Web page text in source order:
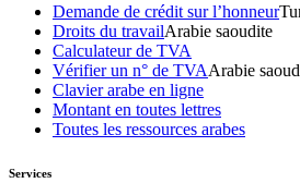
Demande de crédit sur l’honneur
Droits du travailArabie saoudite
Calculateur de TVA
Vérifier un n° de TVAArabie
Clavier arabe en ligne
Montant en toutes lettres
Toutes les ressources arabes
Services